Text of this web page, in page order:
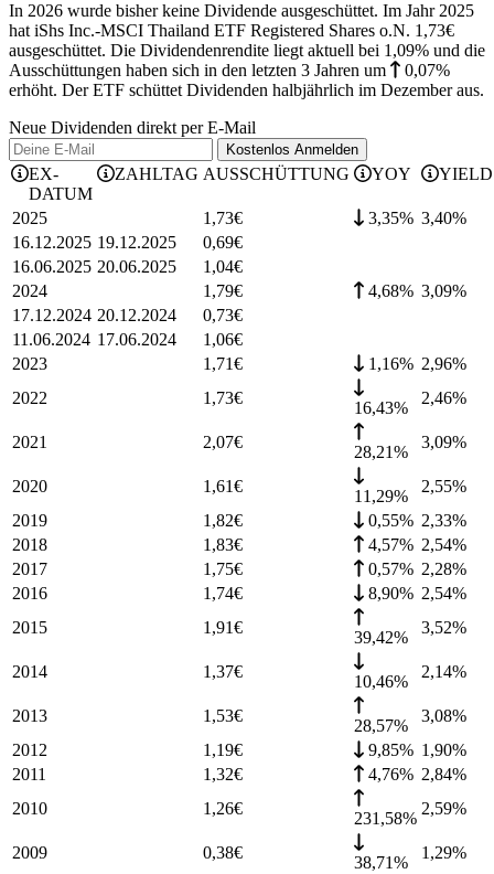
In 2026 wurde bisher keine Dividende ausgeschüttet. Im Jahr 2025
hat iShs Inc.-MSCI Thailand ETF Registered Shares o.N. 1,73€
ausgeschüttet. Die Dividendenrendite liegt aktuell bei 1,09% und die
Ausschüttungen haben sich in den letzten 3 Jahren um
0,07%
erhöht. Der ETF schüttet Dividenden halbjährlich im Dezember aus.
Neue Dividenden direkt per E-Mail
Kostenlos Anmelden
EX-
DATUM
ZAHLTAG AUSSCHÜTTUNG YOY YIELD
2025 1,73€ 3,35% 3,40%
16.12.2025 19.12.2025 0,69€
16.06.2025 20.06.2025 1,04€
2024
1,79€ 4,68% 3,09%
17.12.2024 20.12.2024 0,73€
11.06.2024 17.06.2024 1,06€
2023
1,71€ 1,16% 2,96%
2022
1,73€
16,43%
2,46%
2021 2,07€
28,21%
3,09%
2020 1,61€
11,29%
2,55%
2019
1,82€ 0,55% 2,33%
2018
1,83€ 4,57% 2,54%
2017
1,75€ 0,57% 2,28%
2016
1,74€ 8,90% 2,54%
2015
1,91€
39,42%
3,52%
2014 1,37€
10,46%
2,14%
2013 1,53€
28,57%
3,08%
2012
1,19€ 9,85% 1,90%
2011
1,32€ 4,76% 2,84%
2010
1,26€
231,58%
2,59%
2009 0,38€
38,71%
1,29%